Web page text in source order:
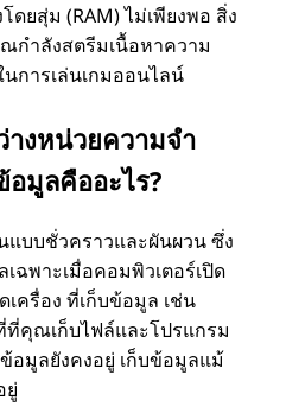
ยสุ่ม (RAM) ไม่เพียงพอ สิ่ง
กําลังสตรีมเนื้อหาความ
การเล่นเกมออนไลน์
งหน่วยความจํา
มูลคืออะไร?
แบบชั่วคราวและผันผวน ซึ่ง
ฉพาะเมื่อคอมพิวเตอร์เปิด
ครื่อง ที่เก็บข้อมูล เช่น
ที่คุณเก็บไฟล์และโปรแกรม
อมูลยังคงอยู่ เก็บข้อมูลแม้
ยู่